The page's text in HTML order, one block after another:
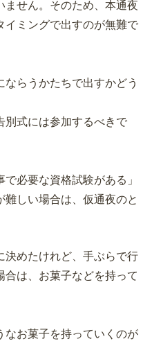
ません。そのため、本通夜
イミングで出すのが無難で
らうかたちで出すかどう
別式には参加するべきで
必要な資格試験がある」
しい場合は、仮通夜のと
決めたけれど、手ぶらで行
は、お菓子などを持って
なお菓子を持っていくのが